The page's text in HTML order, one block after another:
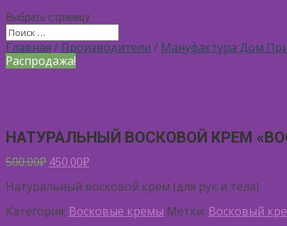
Выбрать страницу
Главная / Производители / Мануфактура Дом
Распродажа!
НАТУРАЛЬНЫЙ ВОСКОВОЙ КРЕМ
500.00₽ 450.00₽
Натуральный восковой крем (для рук и тела).
Категория: Восковые кремы Метки: Восковый